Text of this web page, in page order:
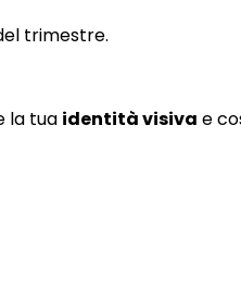
trimestre.
la tua identità visiva e